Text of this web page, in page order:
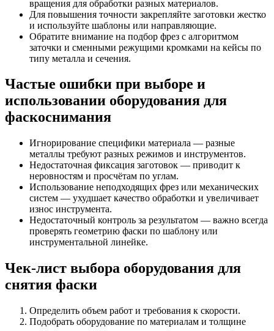
вращения для обработки разных материалов.
Для повышения точности закрепляйте заготовки жестко
и используйте шаблоны или направляющие.
Обратите внимание на подбор фрез с алгоритмом
заточки и сменными режущими кромками на кейсы по
типу металла и сечения.
Частые ошибки при выборе и
использовании оборудования для
фаскоснимания
Игнорирование специфики материала — разные
металлы требуют разных режимов и инструментов.
Недостаточная фиксация заготовок — приводит к
неровностям и просчётам по углам.
Использование неподходящих фрез или механических
систем — ухудшает качество обработки и увеличивает
износ инструмента.
Недостаточный контроль за результатом — важно всегда
проверять геометрию фаски по шаблону или
инструментальной линейке.
Чек-лист выбора оборудования для
снятия фаски
Определить объем работ и требования к скорости.
Подобрать оборудование по материалам и толщине